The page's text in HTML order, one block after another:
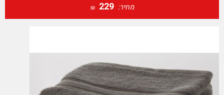
מחיר: 229
₪